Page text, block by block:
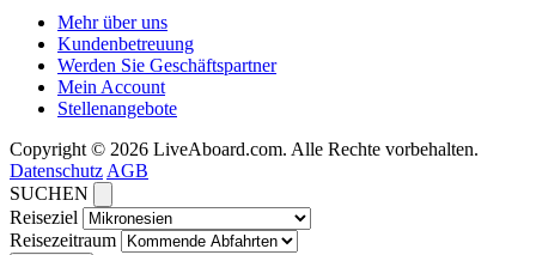
Mehr über uns
Kundenbetreuung
Werden Sie Geschäftspartner
Mein Account
Stellenangebote
Copyright © 2026 LiveAboard.com. Alle Rechte vorbehalten.
Datenschutz AGB
SUCHEN
Reiseziel
Reisezeitraum